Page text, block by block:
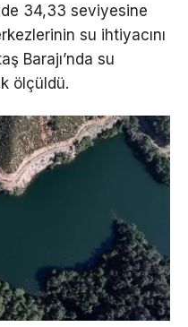
34,33 seviyesine
su ihtiyacını
Barajı’nda su
ölçüldü.